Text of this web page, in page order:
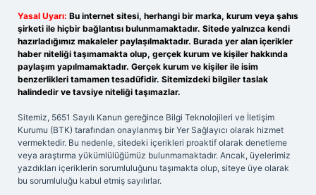
Yasal Uyarı: Bu internet sitesi, herhangi bir marka, kurum veya şahıs
şirketi ile hiçbir bağlantısı bulunmamaktadır. Sitede yalnızca kendi
hazırladığımız makaleler paylaşılmaktadır. Burada yer alan içerikler
haber niteliği taşımamakta olup, gerçek kurum ve kişiler hakkında
paylaşım yapılmamaktadır. Gerçek kurum ve kişiler ile isim
benzerlikleri tamamen tesadüfidir. Sitemizdeki bilgiler taslak
halindedir ve tavsiye niteliği taşımazlar.
Sitemiz, 5651 Sayılı Kanun gereğince Bilgi Teknolojileri ve İletişim
Kurumu (BTK) tarafından onaylanmış bir Yer Sağlayıcı olarak hizmet
vermektedir. Bu nedenle, sitedeki içerikleri proaktif olarak denetleme
veya araştırma yükümlülüğümüz bulunmamaktadır. Ancak, üyelerimiz
yazdıkları içeriklerin sorumluluğunu taşımakta olup, siteye üye olarak
bu sorumluluğu kabul etmiş sayılırlar.